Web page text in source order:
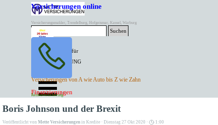
Direkt zum Seiteninhalt
Versicherungen online
Versicherungsmakler, Trendelburg, Hofgeismar, Kassel, Warburg
BESTER PREIS für
SPITZEN LEISTUNG
ANGEBOTE
Versicherungen von A wie Auto bis Z wie Zahn
Kontakt Tel. 05671/7799991
Mette Versicherungen
Suchen
Versicherungen
Finanzierungen
Rentenversicherung
Menü überspringen
Boris Johnson und der Brexit
Veröffentlicht von Mette Versicherungen in Kredite · Dienstag 27 Okt 2020 ·
1:00